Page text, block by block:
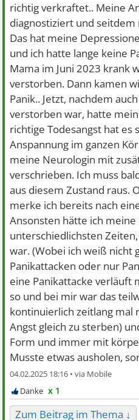
richtig verkraftet.. Meine
diagnostiziert und
Das hat meine
und ich hatte lange keine
Mama im Juni 2023 krank
verstorben. Dann kamen
Panik.. Jetzt, nachdem
verstorben war, hatte
richtige Todesangst hat es
Anspannung im ganzen
meine Neurologin mit
verschrieben. Ich muss
aus diesem Zustand raus.
merke ich bereits nach
Ansonsten hätte ich meine
unterschiedlichsten
war. (Wobei ich weiß nicht
Panikattacken oder nur
eine Panikattacke verläuft
so und bei mir war das
kontinuierlich zeitlang mal
Angst gleich zu sterben)
Form und immer mit
Musste etwas ausholen,
04.02.2025 18:16 •
x 1
Zum Beitrag im Thema ↓